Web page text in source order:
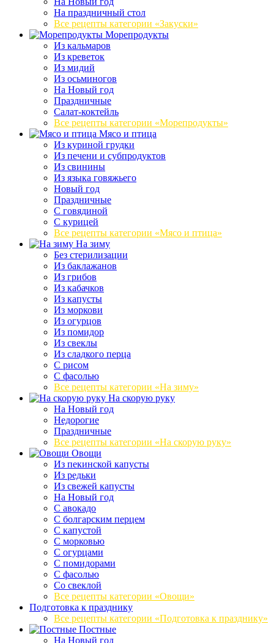
На праздничный стол
Все рецепты категории «Закуски»
Морепродукты
Из кальмаров
Из креветок
Из мидий
Из осьминогов
На Новый год
Праздничные
Салат-коктейль
Все рецепты категории «Морепродукты»
Мясо и птица
Из куриной грудки
Из печени и субпродуктов
Из свинины
Из языка говяжьего
Новый год
Праздничные
С говядиной
С курицей
Все рецепты категории «Мясо и птица»
На зиму
Без стерилизации
Из баклажанов
Из грибов
Из кабачков
Из капусты
Из моркови
Из огурцов
Из помидор
Из свеклы
Из сладкого перца
С рисом
С фасолью
Все рецепты категории «На зиму»
На скорую руку
На Новый год
Недорогие
Праздничные
Все рецепты категории «На скорую руку»
Овощи
Из пекинской капусты
Из редьки
Из свежей капусты
На Новый год
С авокадо
С болгарским перцем
С капустой
С морковью
С огурцами
С помидорами
С фасолью
Со свеклой
Все рецепты категории «Овощи»
Подготовка к празднику
Все рецепты категории «Подготовка к празднику»
Постные
На Новый год